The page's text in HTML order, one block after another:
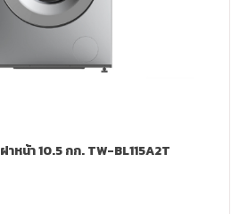
หน้า 10.5 กก. TW-BL115A2T